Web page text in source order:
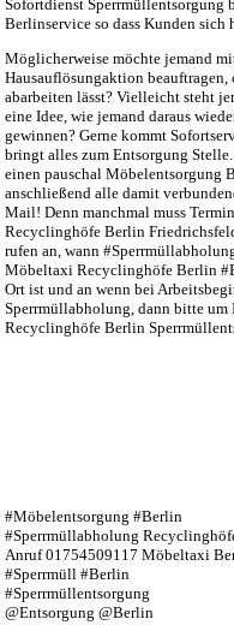
Sofortdienst
Berlinservice so dass Kunden sich
Möglicherweise möchte jemand
Hausauflösungaktion
abarbeiten lässt? Vielleicht steht
eine Idee, wie jemand daraus
gewinnen? Gerne kommt
bringt alles zum Entsorgung
einen pauschal Möbelentsorgung
anschließend alle damit
Mail! Denn manchmal muss
Recyclinghöfe Berlin
rufen an, wann
Möbeltaxi Recyclinghöfe Berlin
Ort ist und an wenn bei
Sperrmüllabholung, dann bitte
Recyclinghöfe Berlin
#Möbelentsorgung #Berlin
#Sperrmüllabholung
Anruf 01754509117 Möbeltaxi
#Sperrmüll #Berlin
#Sperrmüllentsorgung
@Entsorgung @Berlin